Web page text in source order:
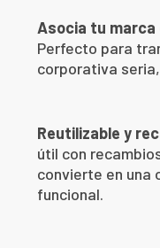
Asocia tu
Perfecto para
corporativa
Reutilizable y
útil con
convierte en una
funcional.